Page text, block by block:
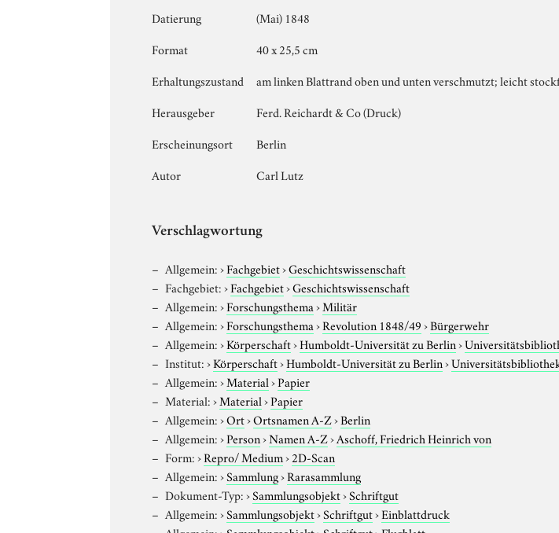
Datierung
(Mai) 1848
Format
40 x 25,5 cm
Erhaltungszustand
am linken Blattrand oben und unten verschmutzt; leicht
Herausgeber
Ferd. Reichardt & Co (Druck)
Erscheinungsort
Berlin
Autor
Carl Lutz
Verschlagwortung
Allgemein:›Fachgebiet›Geschichtswissenschaft
Fachgebiet:›Fachgebiet›Geschichtswissenschaft
Allgemein:›Forschungsthema›Militär
Allgemein:›Forschungsthema›Revolution 1848/49›Bürgerwehr
Allgemein:›Körperschaft›Humboldt-Universität zu Berlin›
Institut:›Körperschaft›Humboldt-Universität zu Berlin›
Allgemein:›Material›Papier
Material:›Material›Papier
Allgemein:›Ort›Ortsnamen A-Z›Berlin
Allgemein:›Person›Namen A-Z›Aschoff, Friedrich Heinrich von
Form:›Repro/ Medium›2D-Scan
Allgemein:›Sammlung›Rarasammlung
Dokument-Typ:›Sammlungsobjekt›Schriftgut
Allgemein:›Sammlungsobjekt›Schriftgut›Einblattdruck